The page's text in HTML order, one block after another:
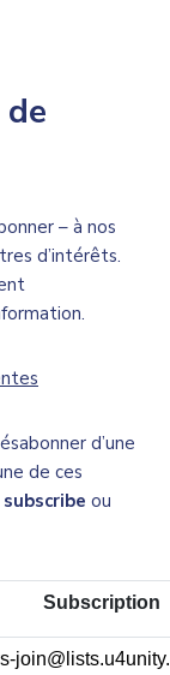
– à nos
d’intérêts.
d’une
de ces
subscribe ou
Subscription